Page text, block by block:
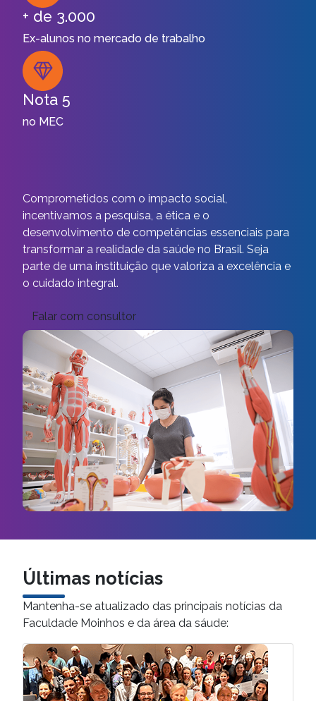
+ de 3.000
Ex-alunos no mercado de trabalho
Nota 5
no MEC
Comprometidos com o impacto social,
incentivamos a pesquisa, a ética e o
desenvolvimento de competências essenciais para
transformar a realidade da saúde no Brasil. Seja
parte de uma instituição que valoriza a excelência e
o cuidado integral.
Falar com consultor
Últimas notícias
Mantenha-se atualizado das principais notícias da
Faculdade Moinhos e da área da sáude: